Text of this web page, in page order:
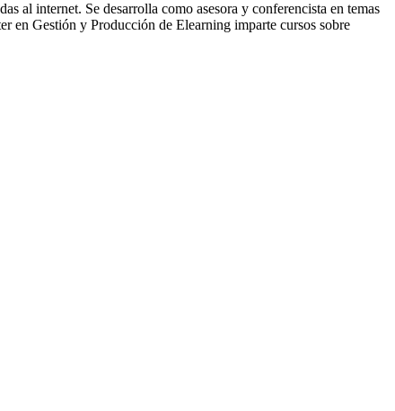
al internet. Se desarrolla como asesora y conferencista en temas
en Gestión y Producción de Elearning imparte cursos sobre